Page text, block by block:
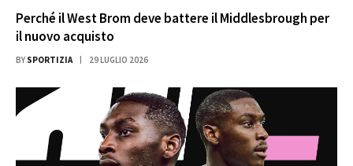
Perché il West Brom deve battere il Middlesbrough per
il nuovo acquisto
BY SPORTIZIA 29 LUGLIO 2026